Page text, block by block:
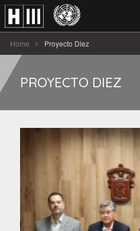
Home Proyecto Diez
PROYECTO DIEZ